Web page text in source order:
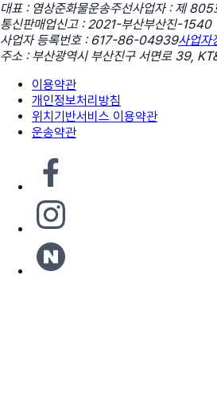
대표 : 염상준화물운송주선사업자 : 제 805
통신판매업신고 : 2021-부산부산진-1540
사업자 등록번호 : 617-86-04939사업자
주소 : 부산광역시 부산진구 서면로 39,
이용약관
개인정보처리방침
위치기반서비스 이용약관
운송약관